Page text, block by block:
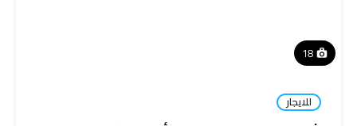
18
للايجار